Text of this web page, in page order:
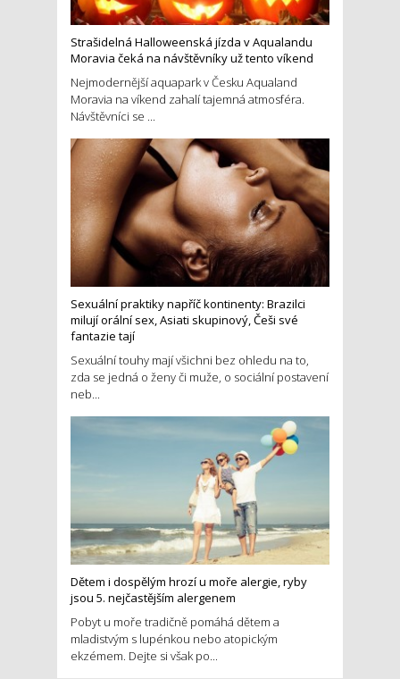
Strašidelná Halloweenská jízda v Aqualandu
Moravia čeká na návštěvníky už tento víkend
Nejmodernější aquapark v Česku Aqualand
Moravia na víkend zahalí tajemná atmosféra.
Návštěvníci se ...
Sexuální praktiky napříč kontinenty: Brazilci
milují orální sex, Asiati skupinový, Češi své
fantazie tají
Sexuální touhy mají všichni bez ohledu na to,
zda se jedná o ženy či muže, o sociální postavení
neb...
Dětem i dospělým hrozí u moře alergie, ryby
jsou 5. nejčastějším alergenem
Pobyt u moře tradičně pomáhá dětem a
mladistvým s lupénkou nebo atopickým
ekzémem. Dejte si však po...